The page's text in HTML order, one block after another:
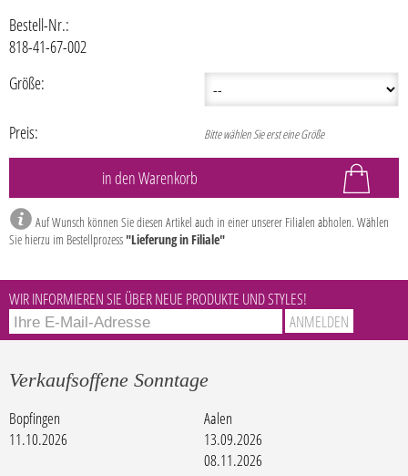
Bestell-Nr.:
818-41-67-002
Größe:
Preis: Bitte wählen Sie erst eine Größe
Auf Wunsch können Sie diesen Artikel auch in einer unserer Filialen abholen. Wählen
Sie hierzu im Bestellprozess"Lieferung in Filiale"
WIR INFORMIEREN SIE ÜBER NEUE PRODUKTE UND STYLES!
Verkaufsoffene Sonntage
Bopfingen
11.10.2026
Aalen
13.09.2026
08.11.2026